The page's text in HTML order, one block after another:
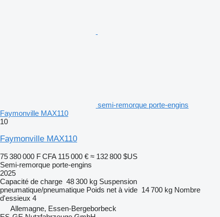
semi-remorque porte-engins
Faymonville MAX110
10
Faymonville MAX110
75 380 000 F CFA 115 000 € ≈ 132 800 $US
Semi-remorque porte-engins
2025
Capacité de charge 48 300 kg Suspension
pneumatique/pneumatique Poids net à vide 14 700 kg Nombre
d'essieux 4
Allemagne, Essen-Bergeborbeck